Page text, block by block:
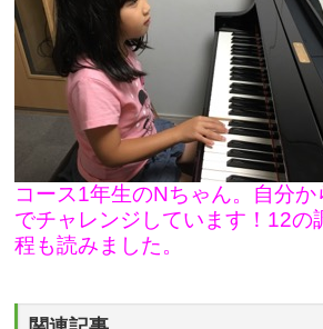
コース1年生のNちゃん。自分か
でチャレンジしています！12の
程も読みました。